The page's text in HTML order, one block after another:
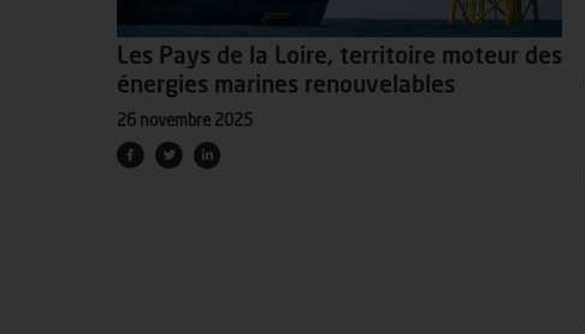
Les Pays de la Loire, territoire moteur des
énergies marines renouvelables
26 novembre 2025